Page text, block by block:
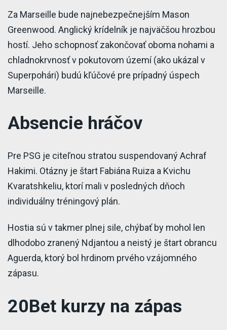
Za Marseille bude najnebezpečnejším Mason
Greenwood. Anglický krídelník je najväčšou hrozbou
hostí. Jeho schopnosť zakončovať oboma nohami a
chladnokrvnosť v pokutovom území (ako ukázal v
Superpohári) budú kľúčové pre prípadný úspech
Marseille.
Absencie hráčov
Pre PSG je citeľnou stratou suspendovaný Achraf
Hakimi. Otázny je štart Fabiána Ruiza a Kvichu
Kvaratshkeliu, ktorí mali v posledných dňoch
individuálny tréningový plán.
Hostia sú v takmer plnej sile, chýbať by mohol len
dlhodobo zranený Ndjantou a neistý je štart obrancu
Aguerda, ktorý bol hrdinom prvého vzájomného
zápasu.
20Bet kurzy na zápas